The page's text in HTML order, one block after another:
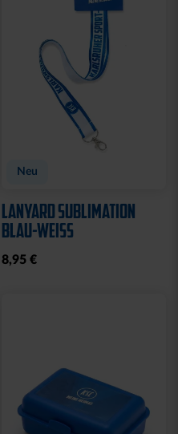
Neu
LANYARD SUBLIMATION
BLAU-WEISS
8,95 €